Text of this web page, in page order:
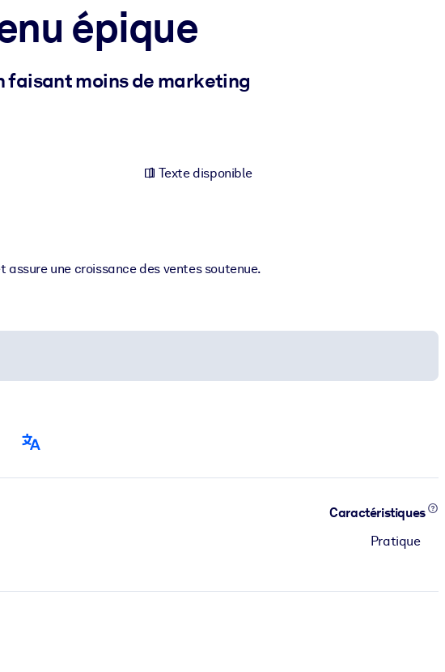
épique
faisant moins de marketing
Texte disponible
une croissance des ventes soutenue.
Caractéristiques
Pratique